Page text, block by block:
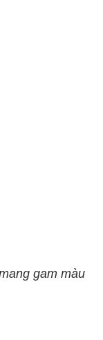
gam màu